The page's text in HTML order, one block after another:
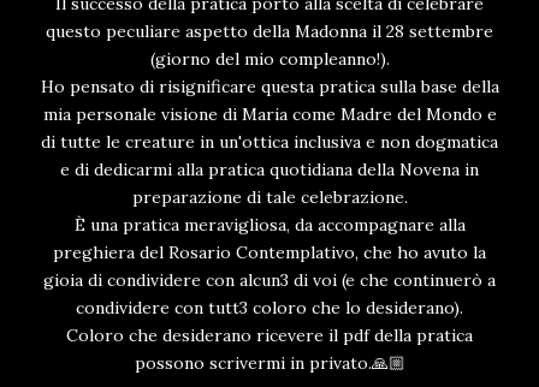
questo peculiare aspetto della Madonna il 28 settembre
(giorno del mio compleanno!).
Ho pensato di risignificare questa pratica sulla base della
mia personale visione di Maria come Madre del Mondo e
di tutte le creature in un'ottica inclusiva e non dogmatica
e di dedicarmi alla pratica quotidiana della Novena in
preparazione di tale celebrazione.
È una pratica meravigliosa, da accompagnare alla
preghiera del Rosario Contemplativo, che ho avuto la
gioia di condividere con alcun3 di voi (e che continuerò a
condividere con tutt3 coloro che lo desiderano).
Coloro che desiderano ricevere il pdf della pratica
possono scrivermi in privato.🙏🏼